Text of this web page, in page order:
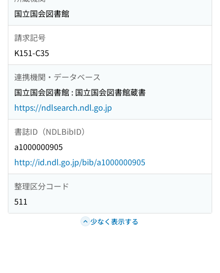
国立国会図書館
請求記号
K151-C35
連携機関・データベース
国立国会図書館 : 国立国会図書館蔵書
https://ndlsearch.ndl.go.jp
書誌ID（NDLBibID）
a1000000905
http://id.ndl.go.jp/bib/a1000000905
整理区分コード
511
少なく表示する